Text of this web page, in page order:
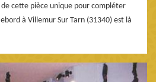
cette pièce unique pour compléter
à Villemur Sur Tarn (31340) est là